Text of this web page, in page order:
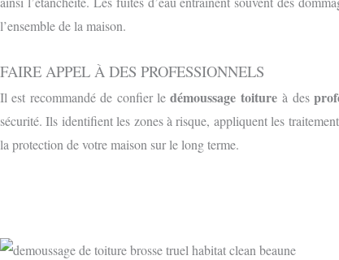
l’ensemble de la maison.
FAIRE APPEL À DES PROFESSIONNELS
Il est recommandé de confier ledémoussage toitureà des
sécurité. Ils identifient les zones à risque, appliquent les
la protection de votre maison sur le long terme.